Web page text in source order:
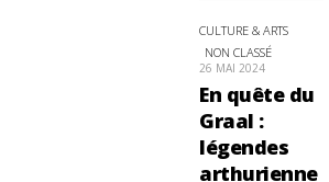
CULTURE & ARTS
NON CLASSÉ
26 MAI 2024
En quête du
Graal :
légendes
arthurienne